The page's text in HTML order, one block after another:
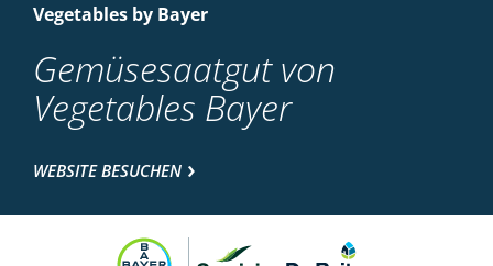
Vegetables by Bayer
Gemüsesaatgut von
Vegetables Bayer
WEBSITE BESUCHEN